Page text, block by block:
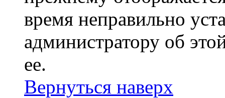
время неправильно
администратору об
ее.
Вернуться наверх